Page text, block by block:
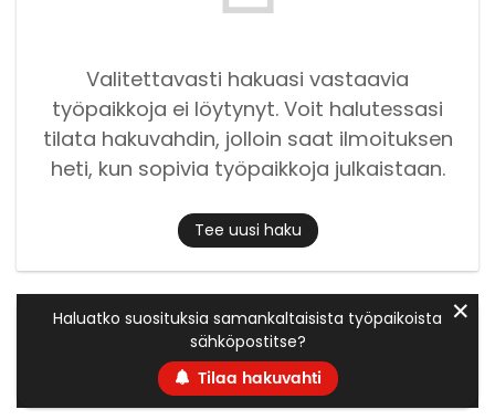
Valitettavasti hakuasi vastaavia
työpaikkoja ei löytynyt. Voit halutessasi
tilata hakuvahdin, jolloin saat ilmoituksen
heti, kun sopivia työpaikkoja julkaistaan.
Tee uusi haku
Haluatko suosituksia samankaltaisista työpaikoista
sähköpostitse?
Tilaa hakuvahti
✕